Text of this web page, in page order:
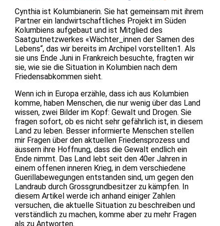
Cynthia ist Kolumbianerin. Sie hat gemeinsam mit ihrem
Partner ein landwirtschaftliches Projekt im Süden
Kolumbiens aufgebaut und ist Mitglied des
Saatgutnetzwerkes «Wächter_innen der Samen des
Lebens“, das wir bereits im Archipel vorstellten1. Als
sie uns Ende Juni in Frankreich besuchte, fragten wir
sie, wie sie die Situation in Kolumbien nach dem
Friedensabkommen sieht.
Wenn ich in Europa erzähle, dass ich aus Kolumbien
komme, haben Menschen, die nur wenig über das Land
wissen, zwei Bilder im Kopf: Gewalt und Drogen. Sie
fragen sofort, ob es nicht sehr gefährlich ist, in diesem
Land zu leben. Besser informierte Menschen stellen
mir Fragen über den aktuellen Friedensprozess und
äussern ihre Hoffnung, dass die Gewalt endlich ein
Ende nimmt. Das Land lebt seit den 40er Jahren in
einem offenen inneren Krieg, in dem verschiedene
Guerillabewegungen entstanden sind, um gegen den
Landraub durch Grossgrundbesitzer zu kämpfen. In
diesem Artikel werde ich anhand einiger Zahlen
versuchen, die aktuelle Situation zu beschreiben und
verständlich zu machen, komme aber zu mehr Fragen
als zu Antworten.